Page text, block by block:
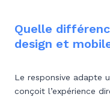
Quelle
design et
Le responsive adapte
conçoit l’expérience